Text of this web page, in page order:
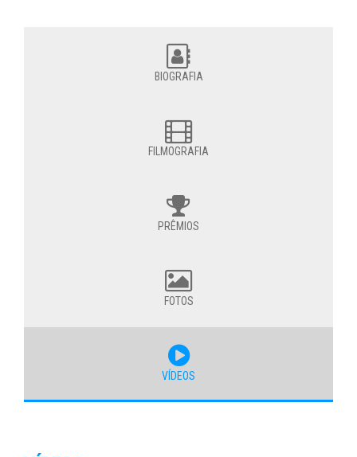
BIOGRAFIA
FILMOGRAFIA
PRÊMIOS
FOTOS
VÍDEOS